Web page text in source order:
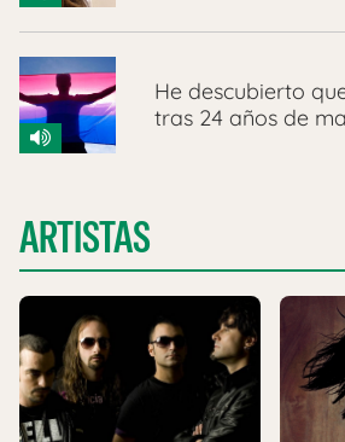
He descubierto
tras 24 años de
ARTISTAS